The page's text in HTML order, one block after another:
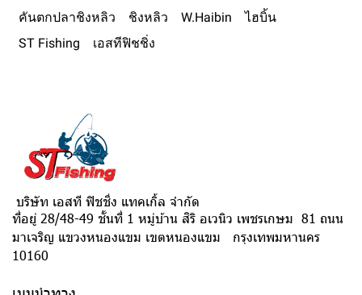
คันตกปลาชิงหลิว ชิงหลิว W.Haibin
ไฮบิ้น
ST Fishing
เอสทีฟิชชิ่ง
บริษัท เอสที ฟิชชิ่ง แทคเกิ้ล จำกัด
ที่อยู่ 28/48-49 ชั้นที่ 1 หมู่บ้าน สิริ อเวนิว เพชรเกษม 81 ถนน
มาเจริญ แขวงหนองแขม เขตหนองแขม กรุงเทพมหานคร
10160